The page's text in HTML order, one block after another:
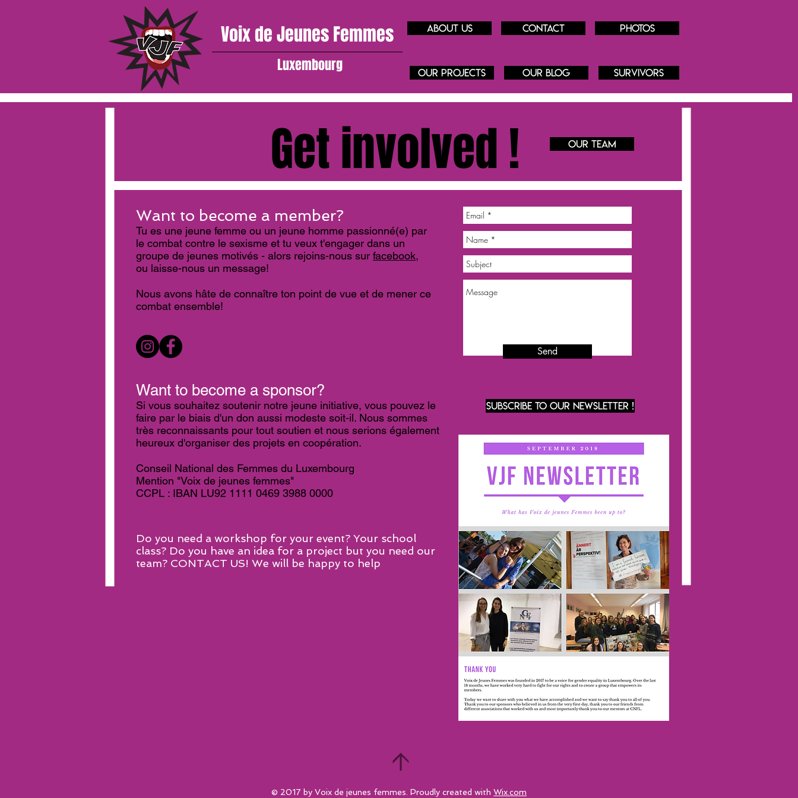
Voix de JeunesFemmes
Luxembourg
About us
our projects
Contact Photos
Our blog Survivors
Get involved ! our Team
Want to become a member?
Tu es une jeune femme ou un jeune homme passionné(e) par
le combat contre le sexisme et tu veux t'engager dans un
groupe de jeunes motivés - alors rejoins-nous sur facebook,
ou laisse-nous un message!
Nous avons hâte de connaître ton point de vue et de mener ce
combat ensemble!
Want to become a sponsor?
Si vous souhaitez soutenir notre jeune initiative, vous pouvez le
faire par le biais d'un don aussi modeste soit-il. Nous sommes
très reconnaissants pour tout soutien et nous serions également
heureux d'organiser des projets en coopération.
Conseil National des Femmes du Luxembourg
Mention "Voix de jeunes femmes"
CCPL : IBAN LU92 1111 0469 3988 0000
Do you need a workshop for your event? Your school
class? Do you have an idea for a project but you need our
team? CONTACT US! We will be happy to help
Send
Subscribe to our newsletter !
© 2017 by Voix de jeunes femmes. Proudly created with Wix.com